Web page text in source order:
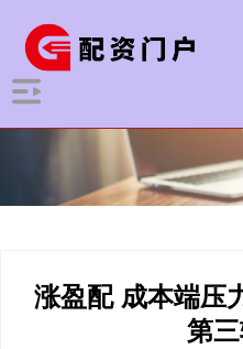
涨盈配 成本端压
第